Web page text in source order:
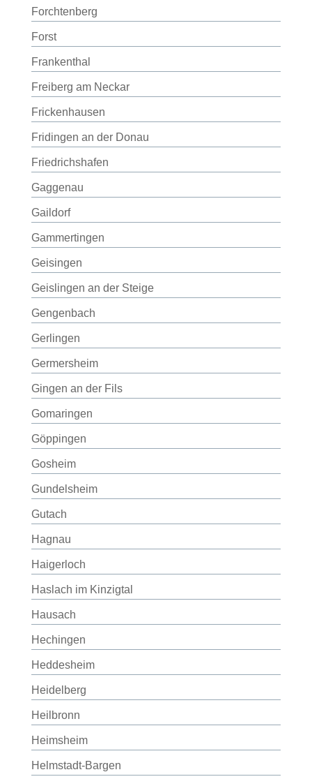
Forchtenberg
Forst
Frankenthal
Freiberg am Neckar
Frickenhausen
Fridingen an der Donau
Friedrichshafen
Gaggenau
Gaildorf
Gammertingen
Geisingen
Geislingen an der Steige
Gengenbach
Gerlingen
Germersheim
Gingen an der Fils
Gomaringen
Göppingen
Gosheim
Gundelsheim
Gutach
Hagnau
Haigerloch
Haslach im Kinzigtal
Hausach
Hechingen
Heddesheim
Heidelberg
Heilbronn
Heimsheim
Helmstadt-Bargen